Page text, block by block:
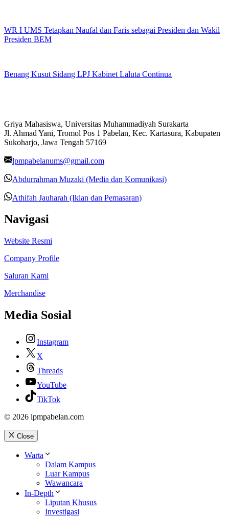
WR I UMS Tetapkan Naufal dan Faris sebagai Presiden dan Wakil
Presiden BEM
Benang Kusut Sidang LPJ Kabinet Laluta Continua
Griya Mahasiswa, Universitas Muhammadiyah Surakarta
Jl. Ahmad Yani, Tromol Pos 1 Pabelan, Kec. Kartasura, Kabupaten
Sukoharjo, Jawa Tengah 57169
lpmpabelanums@gmail.com
Abdurrahman Muzaki (Media dan Komunikasi)
Athifah Jauharah (Iklan dan Pemasaran)
Navigasi
Website Resmi
Company Profile
Saluran Kami
Merchandise
Media Sosial
Instagram
X
Threads
YouTube
TikTok
© 2026 lpmpabelan.com
Close
Warta
Dalam Kampus
Luar Kampus
Wawancara
In-Depth
Liputan Khusus
Investigasi